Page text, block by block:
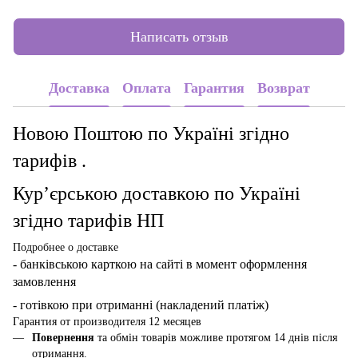
Написать отзыв
Доставка Оплата Гарантия Возврат
Новою Поштою по Україні згідно
тарифів .
Кур’єрською доставкою по Україні
згідно тарифів НП
Подробнее о доставке
- банківською карткою на сайті в момент оформлення
замовлення
- готівкою при отриманні (накладений платіж)
Гарантия от производителя 12 месяцев
Повернення та обмін товарів можливе протягом 14 днів після
отримання.